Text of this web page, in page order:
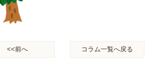
<<前へ コラム一覧へ戻る